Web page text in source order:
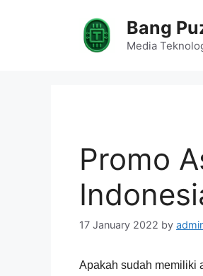
Bang
Media
Promo
17 January 2022 by
Apakah sudah memiliki